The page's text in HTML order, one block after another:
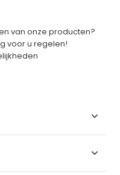
van onze producten?
voor u regelen!